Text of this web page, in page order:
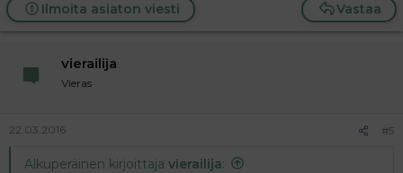
Vastaa
Ilmoita asiaton viesti
vierailija
Vieras
22.03.2016 #5
Alkuperäinen kirjoittaja vierailija: